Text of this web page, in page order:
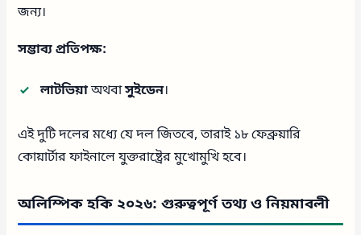
জন্য।
সম্ভাব্য প্রতিপক্ষ:
লাটভিয়াঅথবাসুইডেন।
এই দুটি দলের মধ্যে যে দল জিতবে, তারাই ১৮ ফেব্রুয়ারি
কোয়ার্টার ফাইনালে যুক্তরাষ্ট্রের মুখোমুখি হবে।
অলিম্পিক হকি ২০২৬: গুরুত্বপূর্ণ তথ্য ও নিয়মাবলী